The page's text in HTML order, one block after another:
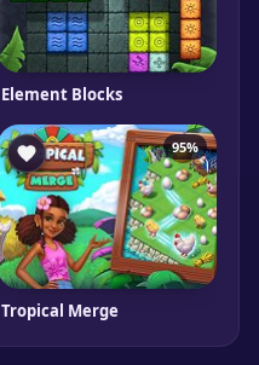
Element Blocks
95%
Tropical Merge